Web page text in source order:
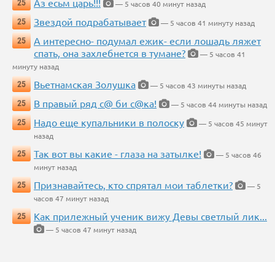
25
Аз есьм царь!!!
— 5 часов 40 минут назад
25
Звездой подрабатывает
— 5 часов 41 минуту назад
25
А интересно- подумал ежик- если лошадь ляжет
спать, она захлебнется в тумане?
— 5 часов 41
минуту назад
25
Вьетнамская Золушка
— 5 часов 43 минуты назад
25
В правый ряд с@ би с@ка!
— 5 часов 44 минуты назад
25
Надо еще купальники в полоску
— 5 часов 45 минут
назад
25
Так вот вы какие - глаза на затылке!
— 5 часов 46
минут назад
25
Признавайтесь, кто спрятал мои таблетки?
— 5
часов 47 минут назад
25
Как прилежный ученик вижу Девы светлый лик...
— 5 часов 47 минут назад